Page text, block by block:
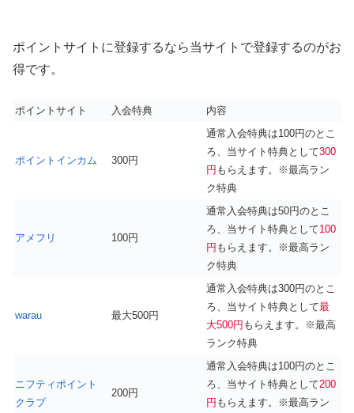
ポイントサイトに登録するなら当サイトで登録するのがお
得です。
ポイントサイト 入会特典 内容
ポイントインカム 300円
通常入会特典は100円のとこ
ろ、当サイト特典として300
円 もらえます。※最高ラン
ク特典
アメフリ 100円
通常入会特典は50円のとこ
ろ、当サイト特典として100
円 もらえます。※最高ラン
ク特典
warau 最大500円
通常入会特典は300円のとこ
ろ、当サイト特典として最
大500円 もらえます。※最高
ランク特典
ニフティポイント
クラブ
200円
通常入会特典は100円のとこ
ろ、当サイト特典として200
円 もらえます。※最高ラン